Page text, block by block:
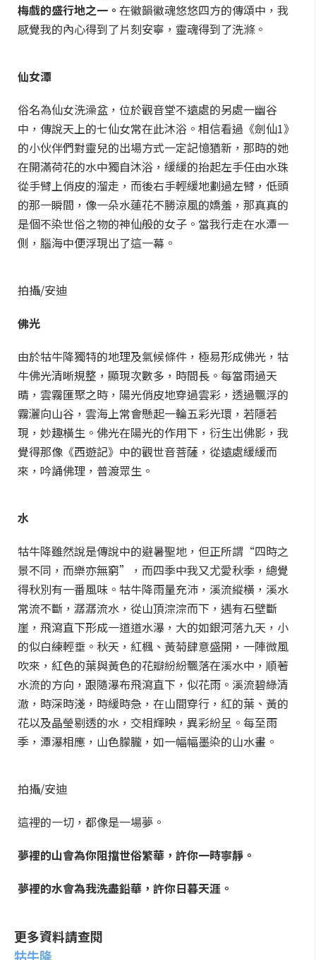
梅戲的盛行地之一。 在徽韻徽魂悠悠四方的傳頌中，我
感覺我的內心得到了片刻安寧，靈魂得到了洗滌。
仙女潭
俗名為仙女洗澡盆，位於觀音堂不遠處的另處一幽谷
中，傳說天上的七仙女常在此沐浴。相信看過《劍仙1》
的小伙伴們對靈兒的出場方式一定記憶猶新，那時的她
在開滿荷花的水中獨自沐浴，緩緩的抬起左手任由水珠
從手臂上俏皮的溜走，而後右手輕緩地劃過左臂，低頭
的那一瞬間，像一朵水蓮花不勝涼風的嬌羞，那真真的
是個不染世俗之物的神仙般的女子。當我行走在水潭一
側，腦海中便浮現出了這一幕。
拍攝/安迪
佛光
由於牯牛降獨特的地理及氣候條件，極易形成佛光，牯
牛佛光清晰規整，顯現次數多，時間長。每當雨過天
晴，雲霧匯聚之時，陽光俏皮地穿過雲彩，透過飄浮的
霧灑向山谷，雲海上常會懸起一輪五彩光環，若隱若
現，妙趣橫生。佛光在陽光的作用下，衍生出佛影，我
覺得那像《西遊記》中的觀世音菩薩，從遠處緩緩而
來，吟誦佛理，普渡眾生。
水
牯牛降雖然說是傳說中的避暑聖地，但正所謂“四時之
景不同，而樂亦無窮”，而四季中我又尤愛秋季，總覺
得秋別有一番風味。牯牛降雨量充沛，溪流縱橫，溪水
常流不斷，潺潺流水，從山頂淙淙而下，遇有石壁斷
崖，飛瀉直下形成一道道水瀑，大的如銀河落九天，小
的似白練輕垂。秋天，紅楓、黃菊肆意盛開，一陣微風
吹來，紅色的葉與黃色的花瓣紛紛飄落在溪水中，順著
水流的方向，跟隨瀑布飛瀉直下，似花雨。溪流碧綠清
澈，時深時淺，時緩時急，在山間穿行，紅的葉、黃的
花以及晶瑩剔透的水，交相輝映，異彩紛呈。每至雨
季，潭瀑相應，山色朦朧，如一幅幅墨染的山水畫。
拍攝/安迪
這裡的一切，都像是一場夢。
夢裡的山會為你阻擋世俗繁華，許你一時寧靜。
夢裡的水會為我洗盡鉛華，許你日暮天涯。
更多資料請查閱
牯牛降